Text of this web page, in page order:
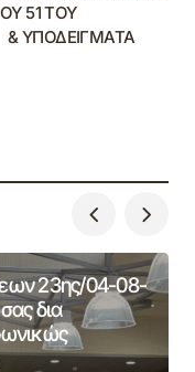
51 ΤΟΥ
23ης/04-08-
δια